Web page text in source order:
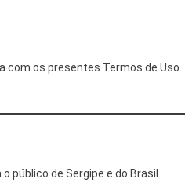
com os presentes Termos de Uso.
público de Sergipe e do Brasil.